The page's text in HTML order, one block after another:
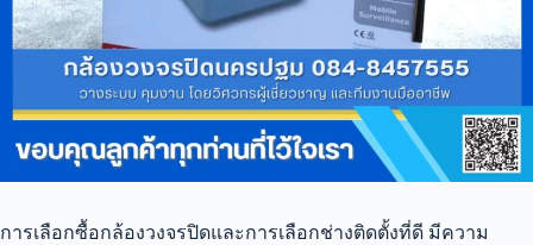
การเลือกซื้อกล้องวงจรปิดและการเลือกช่างติดตั้งที่ดี มีความ